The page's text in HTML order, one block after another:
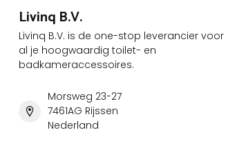
Livinq B.V.
Livinq B.V. is de one-stop leverancier voor
al je hoogwaardig toilet- en
badkameraccessoires.
Morsweg 23-27
7461AG Rijssen
Nederland